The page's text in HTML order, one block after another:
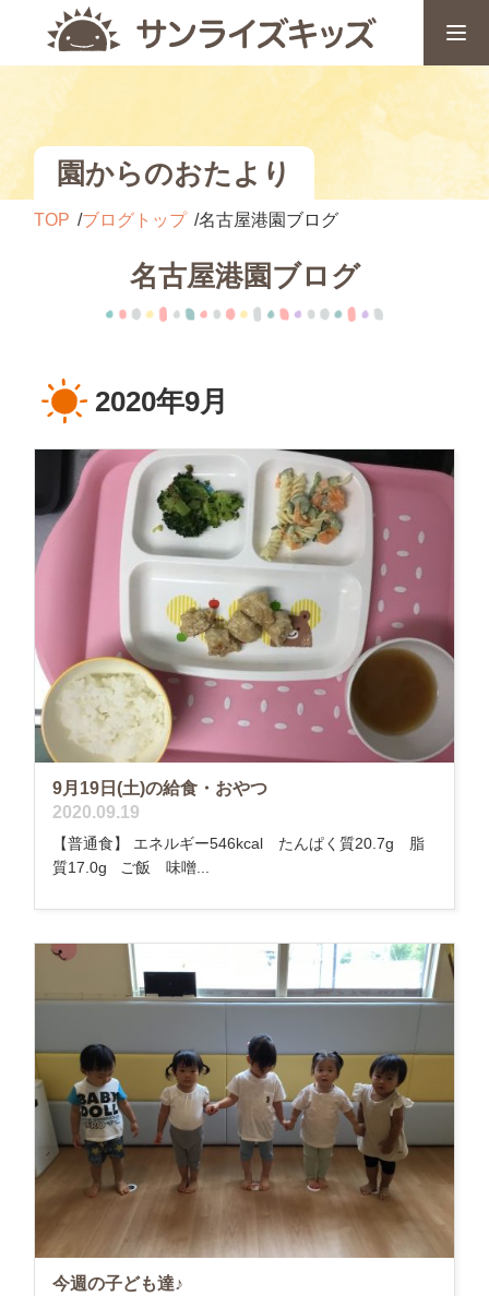
園からのおたより
TOP ブログトップ 名古屋港園ブログ
名古屋港園ブログ
2020年9月
9月19日(土)の給食・おやつ
2020.09.19
【普通食】 エネルギー546kcal たんぱく質20.7g 脂
質17.0g ご飯 味噌...
今週の子ども達♪